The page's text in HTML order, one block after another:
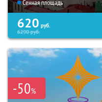
Сенная площадь
620 руб.
6290руб.
-50%